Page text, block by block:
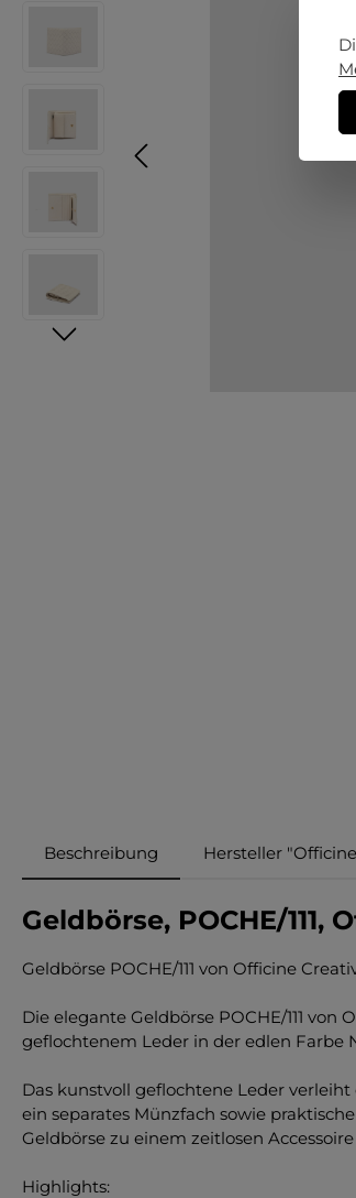
Beschreibung Hersteller
Geldbörse, POCHE/111,
Geldbörse POCHE/111 von Officine
Die elegante Geldbörse POCHE/111
geflochtenem Leder in der edlen Farbe
Das kunstvoll geflochtene Leder
ein separates Münzfach sowie
Geldbörse zu einem zeitlosen
Highlights: